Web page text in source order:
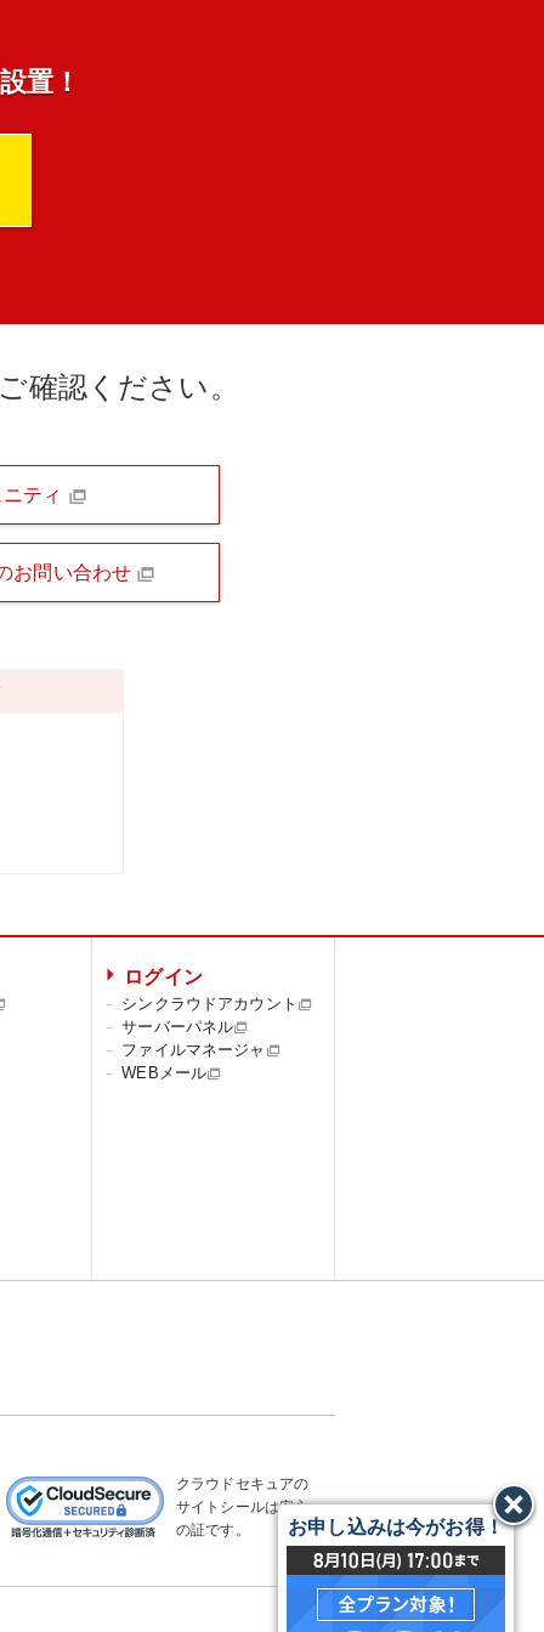
置！
確認ください。
ティ
お問い合わせ
ログイン
シンクラウドアカウント
サーバーパネル
ファイルマネージャ
WEBメール
クラウドセキュアの
サイトシールは安心
の証です。
お申し込みは今がお得！